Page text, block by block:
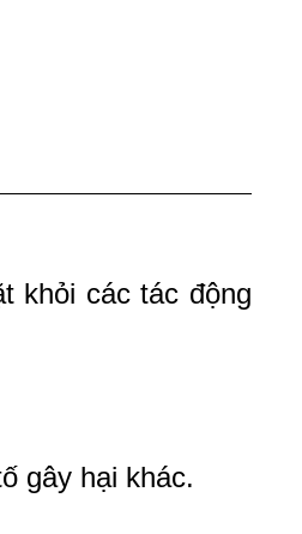
khỏi các tác động
gây hại khác.